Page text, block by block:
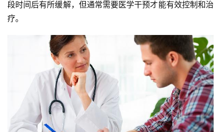
段时间后有所缓解，但通常需要医学干预才能有效控制和治
疗。